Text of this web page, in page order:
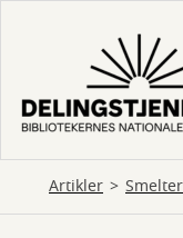
hovedindhold
Artikler